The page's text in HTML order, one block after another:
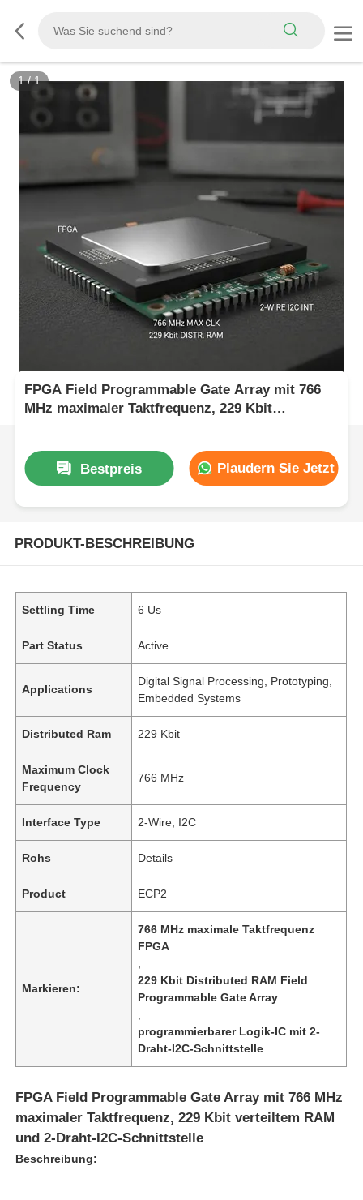
1/1
FPGA Field Programmable Gate Array mit 766
MHz maximaler Taktfrequenz, 229 Kbit
Bestpreis Plaudern Sie Jetzt
PRODUKT-BESCHREIBUNG
Settling Time 6 Us
Part Status Active
Applications
Digital Signal Processing, Prototyping,
Embedded Systems
Distributed Ram 229 Kbit
Maximum Clock
Frequency
766 MHz
Interface Type 2-Wire, I2C
Rohs Details
Product ECP2
Markieren:
766 MHz maximale Taktfrequenz
FPGA
229 Kbit Distributed RAM Field
Programmable Gate Array
programmierbarer Logik-IC mit 2-
Draht-I2C-Schnittstelle
FPGA Field Programmable Gate Array mit 766 MHz
maximaler Taktfrequenz, 229 Kbit verteiltem RAM
und 2-Draht-I2C-Schnittstelle
Beschreibung: